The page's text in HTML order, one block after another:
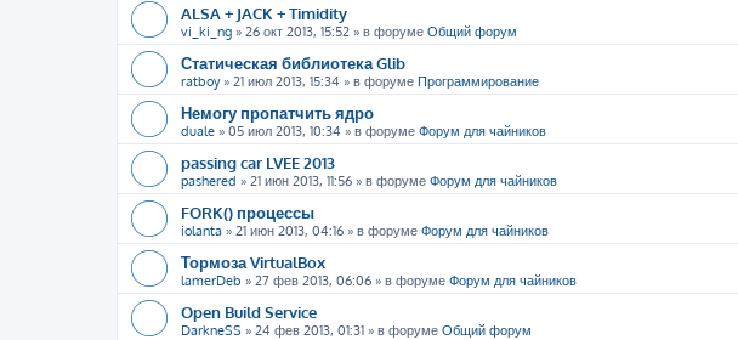
ALSA + JACK + Timidity
vi_ki_ng » 26 окт 2013, 15:52 » в форуме Общий форум
Статическая библиотека Glib
ratboy» 21 июл 2013, 15:34 » в форуме Программирование
Немогу пропатчить ядро
duale » 05 июл 2013, 10:34 » в форуме Форум для чайников
passing car LVEE 2013
pashered » 21 июн 2013, 11:56 » в форуме Форум для чайников
FORK() процессы
iolanta » 21 июн 2013, 04:16 » в форуме Форум для чайников
Тормоза VirtualBox
lamerDeb » 27 фев 2013, 06:06 » в форуме Форум для чайников
Open Build Service
DarkneSS » 24 фев 2013, 01:31 » в форуме Общий форум